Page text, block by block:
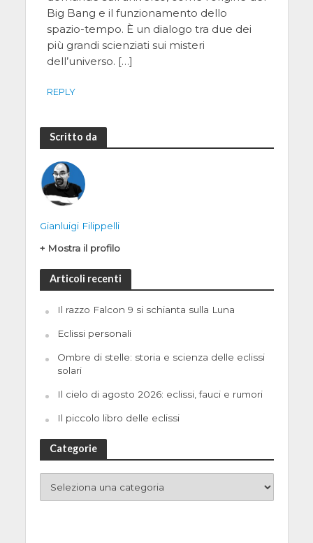
Big Bang e il funzionamento dello
spazio-tempo. È un dialogo tra due dei
più grandi scienziati sui misteri
dell’universo. […]
REPLY
Scritto da
Gianluigi Filippelli
+ Mostra il profilo
Articoli recenti
Il razzo Falcon 9 si schianta sulla Luna
Eclissi personali
Ombre di stelle: storia e scienza delle eclissi
solari
Il cielo di agosto 2026: eclissi, fauci e rumori
Il piccolo libro delle eclissi
Categorie